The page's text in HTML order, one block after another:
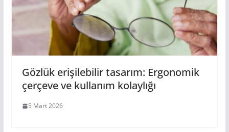
Gözlük erişilebilir tasarım: Ergonomik
çerçeve ve kullanım kolaylığı
5 Mart 2026